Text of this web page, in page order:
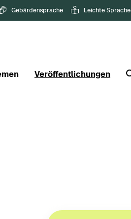
Gebärdensprache Leichte Sprache
Veröffentlichungen